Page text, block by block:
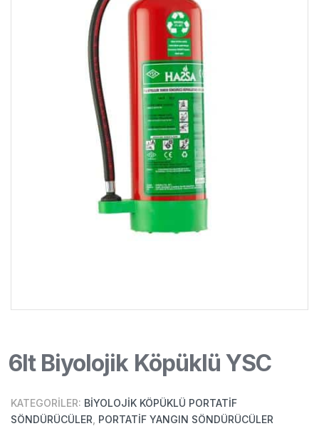
6lt Biyolojik Köpüklü YSC
KATEGORILER: BIYOLOJIK KÖPÜKLÜ PORTATIF
SÖNDÜRÜCÜLER PORTATIF YANGIN SÖNDÜRÜCÜLER